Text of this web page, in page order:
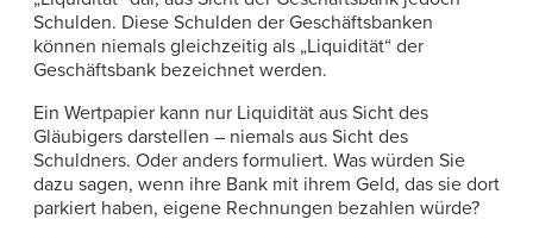
Schulden. Diese Schulden der Geschäftsbanken
können niemals gleichzeitig als „Liquidität“ der
Geschäftsbank bezeichnet werden.
Ein Wertpapier kann nur Liquidität aus Sicht des
Gläubigers darstellen – niemals aus Sicht des
Schuldners. Oder anders formuliert. Was würden Sie
dazu sagen, wenn ihre Bank mit ihrem Geld, das sie dort
parkiert haben, eigene Rechnungen bezahlen würde?